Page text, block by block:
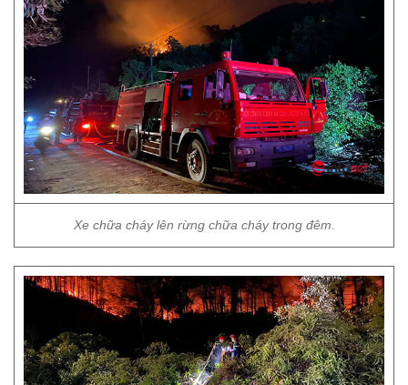
Xe chữa cháy lên rừng chữa cháy trong đêm.